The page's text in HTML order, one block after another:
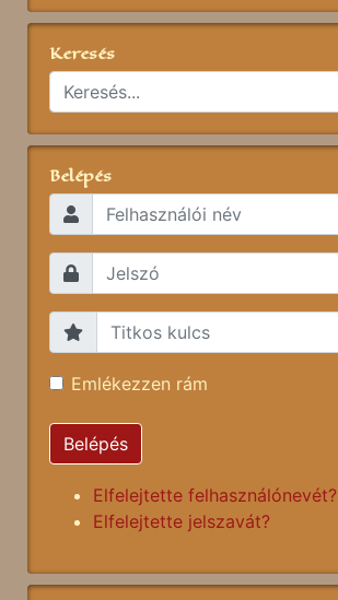
Keresés
Belépés
Emlékezzen rám
Belépés
Elfelejtette felhasználónevét?
Elfelejtette jelszavát?